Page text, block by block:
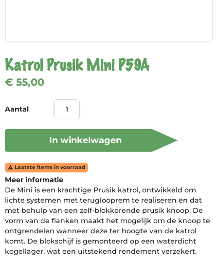
Katrol Prusik Mini P59A
€ 55,00
Aantal
In winkelwagen
 Laatste items in voorraad
Meer informatie
De Mini is een krachtige Prusik katrol, ontwikkeld om
lichte systemen met teruglooprem te realiseren en dat
met behulp van een zelf-blokkerende prusik knoop. De
vorm van de flanken maakt het mogelijk om de knoop te
ontgrendelen wanneer deze ter hoogte van de katrol
komt. De blokschijf is gemonteerd op een waterdicht
kogellager, wat een uitstekend rendement verzekert.